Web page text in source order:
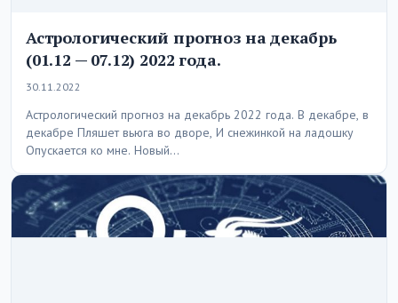
Астрологический прогноз на декабрь
(01.12 — 07.12) 2022 года.
30.11.2022
Астрологический прогноз на декабрь 2022 года. В декабре, в
декабре Пляшет вьюга во дворе, И снежинкой на ладошку
Опускается ко мне. Новый…